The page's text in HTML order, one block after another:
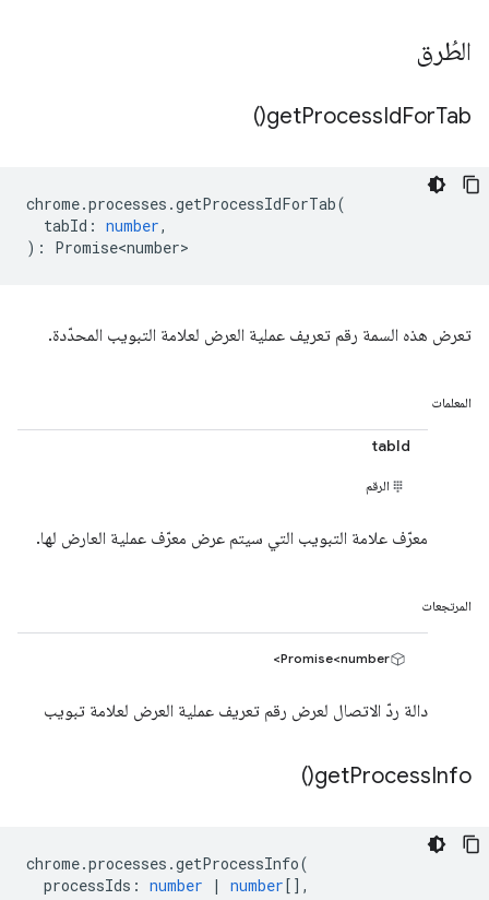
الطُرق
getProcessIdForTab(
)
chrome.processes .getProcessIdForTab(
tabId : number,
) : Promise<number>
تعرض هذه السمة رقم تعريف عملية العرض لعلامة التبويب المحدّدة.
المعلمات
tabId
الرقم
معرّف علامة التبويب التي سيتم عرض معرّف عملية العارض لها.
المرتجعات
Promise<number>
دالة ردّ الاتصال لعرض رقم تعريف عملية العرض لعلامة تبويب
getProcessInfo(
)
chrome.processes .getProcessInfo(
processIds : number | number[],